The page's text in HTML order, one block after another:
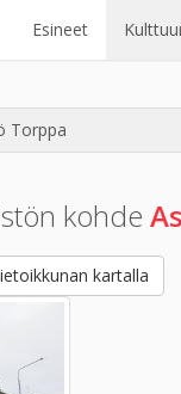
Esineet
Torppa
kohde
kartalla